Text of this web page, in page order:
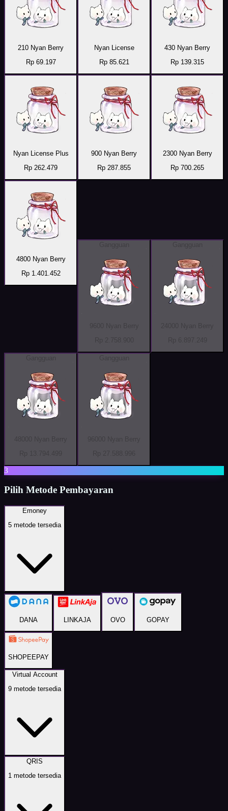
210 Nyan Berry
Rp 69.197
Nyan License
Rp 85.621
430 Nyan Berry
Rp 139.315
Nyan License Plus
Rp 262.479
900 Nyan Berry
Rp 287.855
2300 Nyan Berry
Rp 700.265
4800 Nyan Berry
Rp 1.401.452
3
Pilih Metode Pembayaran
Emoney
5 metode tersedia
DANA LINKAJA OVO GOPAY
SHOPEEPAY
Virtual Account
9 metode tersedia
QRIS
1 metode tersedia